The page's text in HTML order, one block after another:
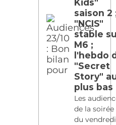
Kids"
saison 2
"NCIS"
stable
M6 ;
l'hebdo
"Secret
Story"
plus bas
Les
de la soirée
du vendredi